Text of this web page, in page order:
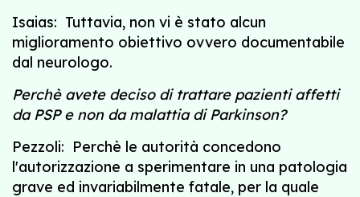
Isaias: Tuttavia, non vi è stato alcun
miglioramento obiettivo ovvero documentabile
dal neurologo.
Perchè avete deciso di trattare pazienti affetti
da PSP e non da malattia di Parkinson?
Pezzoli: Perchè le autorità concedono
l'autorizzazione a sperimentare in una patologia
grave ed invariabilmente fatale, per la quale